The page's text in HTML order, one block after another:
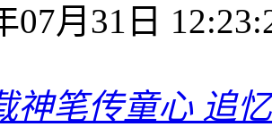
07月31日
神笔传童心 追